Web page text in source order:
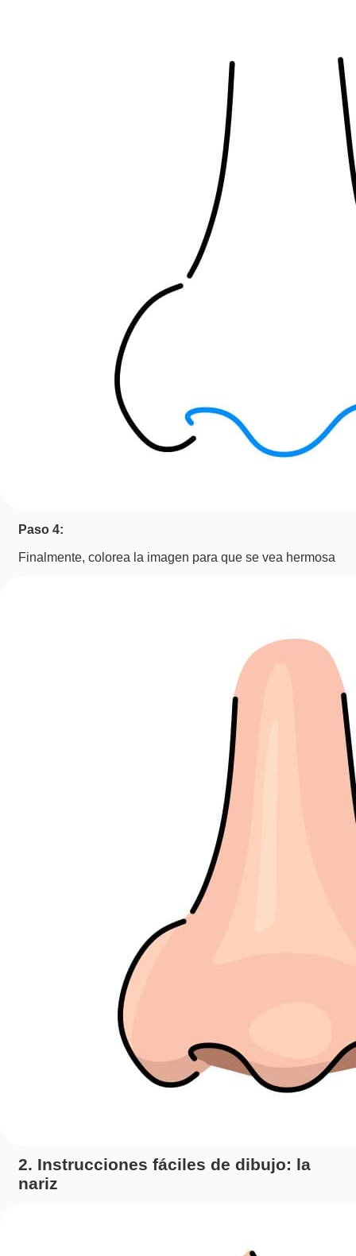
Paso 4:
Finalmente, colorea la imagen para que se vea hermosa
2. Instrucciones fáciles de dibujo: la
nariz